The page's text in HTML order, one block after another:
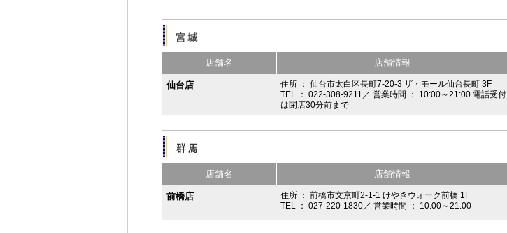
店舗名 店舗情報
仙台店
住所 ： 仙台市太白区長町7-20-3 ザ・モール仙台長町 3F
TEL ： 022-308-9211／ 営業時間 ： 10:00～21:00 電話受付
は閉店30分前まで
店舗名 店舗情報
前橋店
住所 ： 前橋市文京町2-1-1 けやきウォーク前橋 1F
TEL ： 027-220-1830／ 営業時間 ： 10:00～21:00